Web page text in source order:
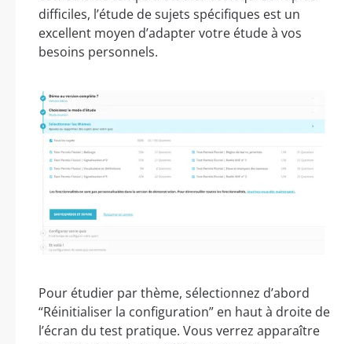
difficiles, l’étude de sujets spécifiques est un
excellent moyen d’adapter votre étude à vos
besoins personnels.
Pour étudier par thème, sélectionnez d’abord
“Réinitialiser la configuration” en haut à droite de
l’écran du test pratique. Vous verrez apparaître